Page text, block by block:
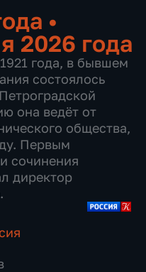
•
2026 года
года, в бывшем
состоялось
она ведёт от
общества,
Первым
сочинения
директор